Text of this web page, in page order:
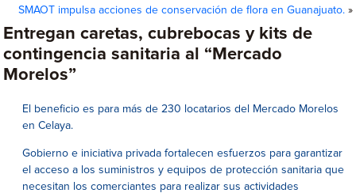
SMAOT impulsa acciones de conservación de flora en Guanajuato.»
Entregan caretas, cubrebocas y kits de
contingencia sanitaria al “Mercado
Morelos”
El beneficio es para más de 230 locatarios del Mercado Morelos
en Celaya.
Gobierno e iniciativa privada fortalecen esfuerzos para garantizar
el acceso a los suministros y equipos de protección sanitaria que
necesitan los comerciantes para realizar sus actividades